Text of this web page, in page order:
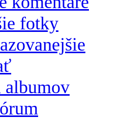
fotky
albumov